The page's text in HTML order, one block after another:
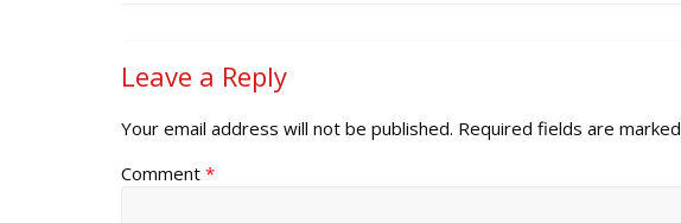
Leave a Reply
Your email address will not be published. Required fields are marked
Comment *